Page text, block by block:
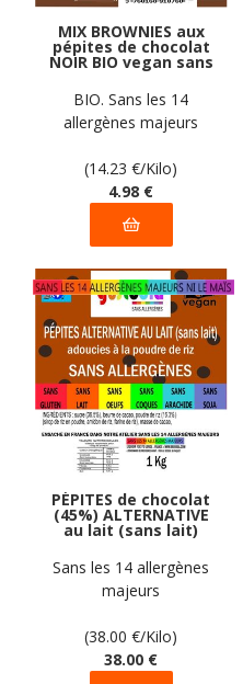
MIX BROWNIES aux
pépites de chocolat
NOIR BIO vegan sans
allergènes sans maïs
Exquidia : 350
grammes
BIO. Sans les 14
allergènes majeurs
(14.23 €/Kilo)
4.98 €
PÉPITES de chocolat
(45%) ALTERNATIVE
au lait (sans lait)
vegan sans
allergènes Gustodia :
1 kg
Sans les 14 allergènes
majeurs
(38.00 €/Kilo)
38.00 €